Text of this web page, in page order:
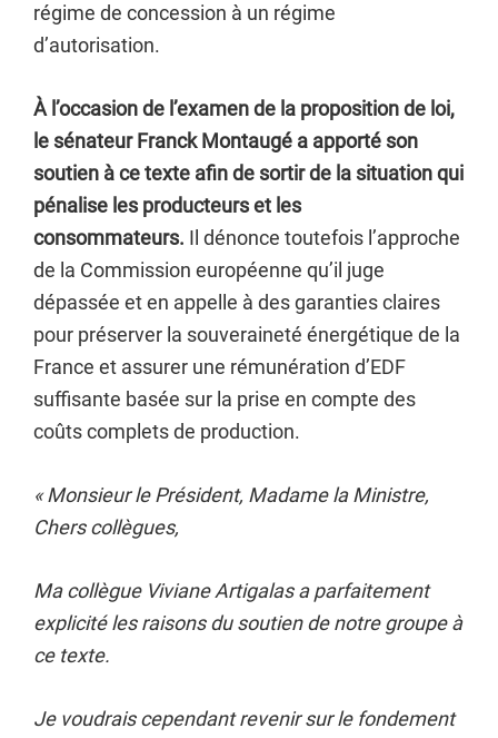
régime de concession à un régime
d’autorisation.
À l’occasion de l’examen de la proposition de loi,
le sénateur Franck Montaugé a apporté son
soutien à ce texte afin de sortir de la situation qui
pénalise les producteurs et les
consommateurs. Il dénonce toutefois l’approche
de la Commission européenne qu’il juge
dépassée et en appelle à des garanties claires
pour préserver la souveraineté énergétique de la
France et assurer une rémunération d’EDF
suffisante basée sur la prise en compte des
coûts complets de production.
« Monsieur le Président, Madame la Ministre,
Chers collègues,
Ma collègue Viviane Artigalas a parfaitement
explicité les raisons du soutien de notre groupe à
ce texte.
Je voudrais cependant revenir sur le fondement